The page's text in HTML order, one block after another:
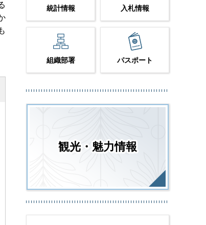
統計情報 入札情報
組織部署 パスポート
観光・魅力情報